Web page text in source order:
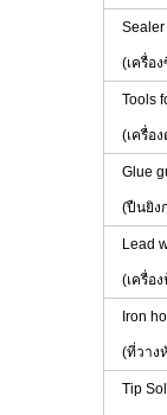
Sealer
(เครื่อ
Tools
(เครื่อ
Glue
(ปืนยิง
Lead
(เครื่อ
Iron
(ที่วาง
Tip